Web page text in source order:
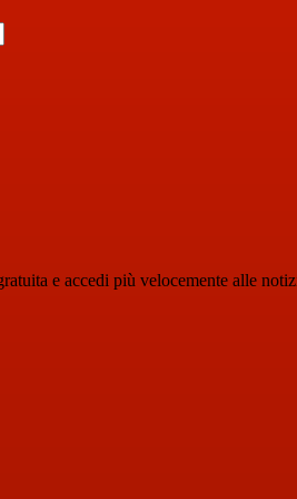
e accedi più velocemente alle